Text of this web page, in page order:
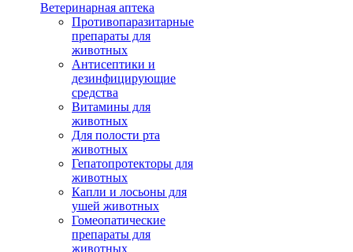
Ветеринарная аптека
Противопаразитарные
препараты для
животных
Антисептики и
дезинфицирующие
средства
Витамины для
животных
Для полости рта
животных
Гепатопротекторы для
животных
Капли и лосьоны для
ушей животных
Гомеопатические
препараты для
животных